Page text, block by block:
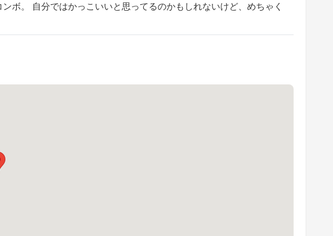
ボ。 自分ではかっこいいと思ってるのかもしれないけど、めちゃく